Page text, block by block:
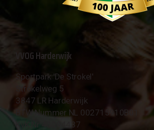
VVOG Harderwijk
Sportpark 'De Strokel'
Strokelweg 5
3847 LR Harderwijk
BTW Nummer NL 002715910B01
KvK Nr 40094437